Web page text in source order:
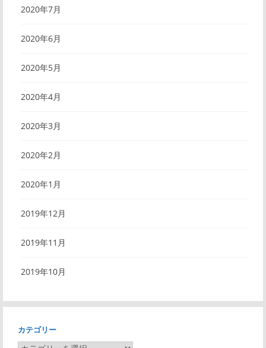
2020年7月
2020年6月
2020年5月
2020年4月
2020年3月
2020年2月
2020年1月
2019年12月
2019年11月
2019年10月
カテゴリー